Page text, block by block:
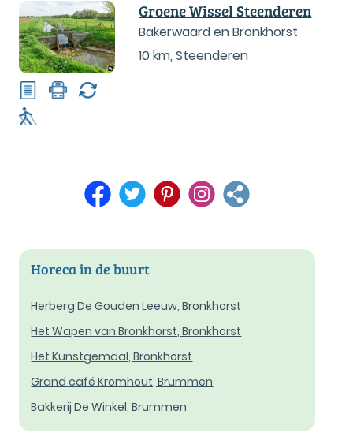
Groene Wissel Steenderen
Bakerwaard en Bronkhorst
10 km,Steenderen
Horeca in de buurt
Herberg De Gouden Leeuw, Bronkhorst
Het Wapen van Bronkhorst, Bronkhorst
Het Kunstgemaal, Bronkhorst
Grand café Kromhout, Brummen
Bakkerij De Winkel, Brummen